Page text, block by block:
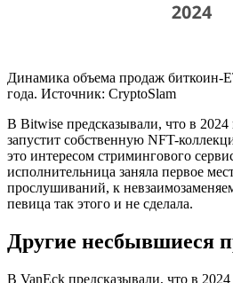
Динамика объема продаж биткоин-
года. Источник: CryptoSlam
В Bitwise предсказывали, что в
запустит собственную NFT-
это интересом стримингового
исполнительница заняла первое
прослушиваний, к
певица так этого и не сделала.
Другие несбывшиеся
В VanEck предсказывали, что в